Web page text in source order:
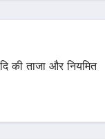
की ताजा और नियमित